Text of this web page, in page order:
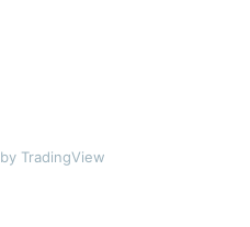
by TradingView